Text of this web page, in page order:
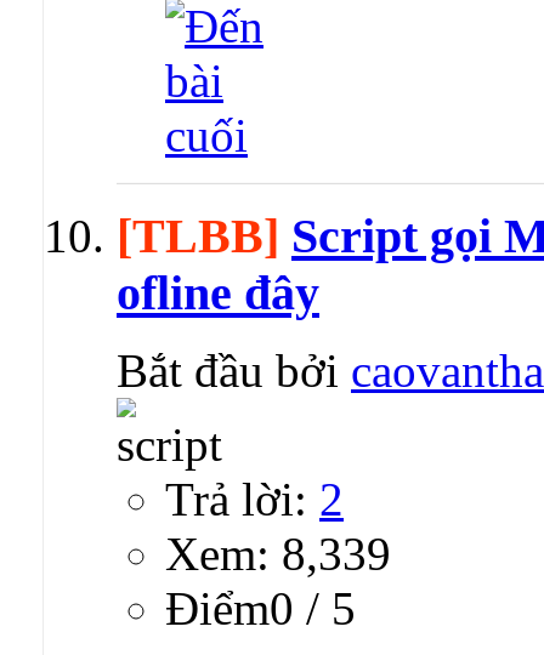
[TLBB] Script gọi
ofline đây
Bắt đầu bởi
Trả lời: 2
Xem: 8,339
Ðiểm0 / 5